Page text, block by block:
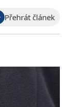
Přehrát článek